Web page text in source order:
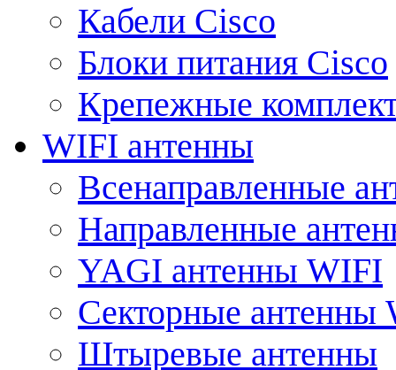
Кабели Cisco
Блоки питания Cisco
Крепежные
WIFI антенны
Всенаправленные
Направленные
YAGI антенны WIFI
Секторные антенны
Штыревые антенны